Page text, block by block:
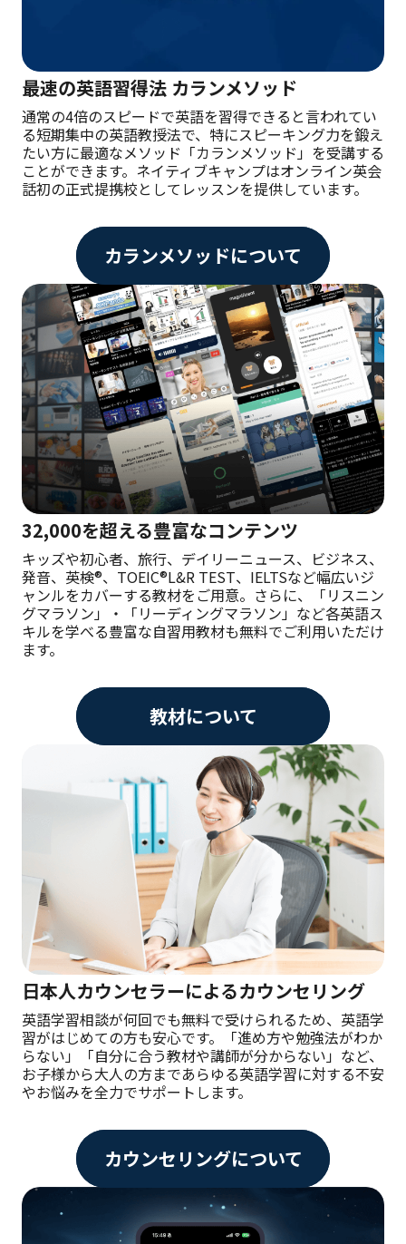
最速の英語習得法 カランメソッド
通常の4倍のスピードで英語を習得できると言われてい
る短期集中の英語教授法で、特にスピーキング力を鍛え
たい方に最適なメソッド「カランメソッド」を受講する
ことができます。ネイティブキャンプはオンライン英会
話初の正式提携校としてレッスンを提供しています。
カランメソッドについて
32,000を超える豊富なコンテンツ
キッズや初心者、旅行、デイリーニュース、ビジネス、
発音、英検®、TOEIC®L&R TEST、IELTSなど幅広いジ
ャンルをカバーする教材をご用意。さらに、「リスニン
グマラソン」・「リーディングマラソン」など各英語ス
キルを学べる豊富な自習用教材も無料でご利用いただけ
ます。
教材について
日本人カウンセラーによるカウンセリング
英語学習相談が何回でも無料で受けられるため、英語学
習がはじめての方も安心です。「進め方や勉強法がわか
らない」「自分に合う教材や講師が分からない」など、
お子様から大人の方まであらゆる英語学習に対する不安
やお悩みを全力でサポートします。
カウンセリングについて